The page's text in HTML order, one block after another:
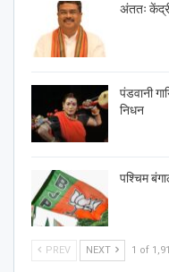
अंततः
पंडवानी
निधन
पश्चिम
PREV NEXT 1 of